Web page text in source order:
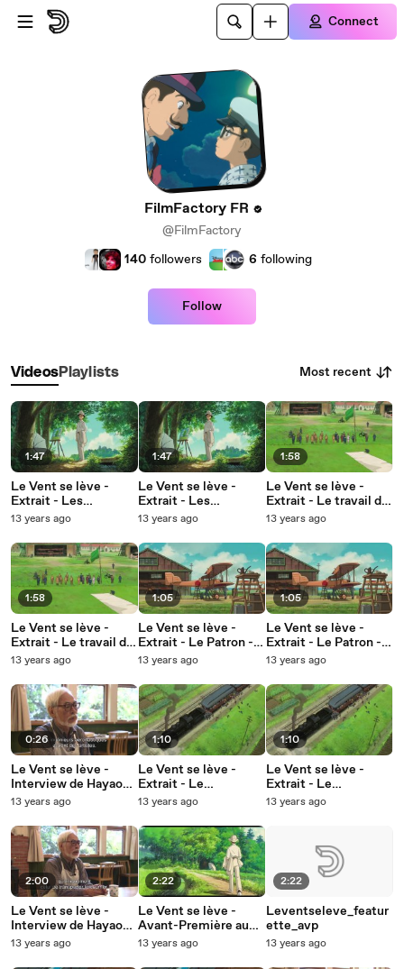
Skip to main content
Connect
FilmFactory FR
@FilmFactory
140 followers 6 following
Follow
VideosPlaylists Most recent
1:47
Le Vent se lève -
Extrait - Les
retrouvailles - VF
13 years ago
1:58
Le Vent se lève -
Extrait - Le travail de
Jiro - VF
13 years ago
0:26
Le Vent se lève -
Interview de Hayao
Miyazaki
13 years ago
2:00
Le Vent se lève -
Interview de Hayao
Miyazaki
13 years ago
1:47
Le Vent se lève -
Extrait - Les
retrouvailles -
13 years ago
1:05
Le Vent se lève -
Extrait - Le Patron -
VOSTFR
13 years ago
1:10
Le Vent se lève -
Extrait - Le
tremblement de terre
cinéma le 22 janvier
13 years ago
2:22
Le Vent se lève -
Avant-Première au
Grand Rex - Au
13 years ago
1:58
Le Vent se lève -
Extrait - Le travail de
Jiro - VOSTFR
13 years ago
1:05
Le Vent se lève -
Extrait - Le Patron -
VF
13 years ago
1:10
Le Vent se lève -
Extrait - Le
tremblement de terre
13 years ago
2:22
Leventseleve_featur
ette_avp
13 years ago